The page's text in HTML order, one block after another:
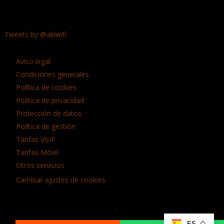
Tweets by @akiwifi
Aviso legal
Condiciones generales
Política de cookies
Política de privacidad
Protección de datos
Política de gestión
Tarifas VoIP
Tarifas Móvil
Otros servicios
Cambiar ajustes de cookies